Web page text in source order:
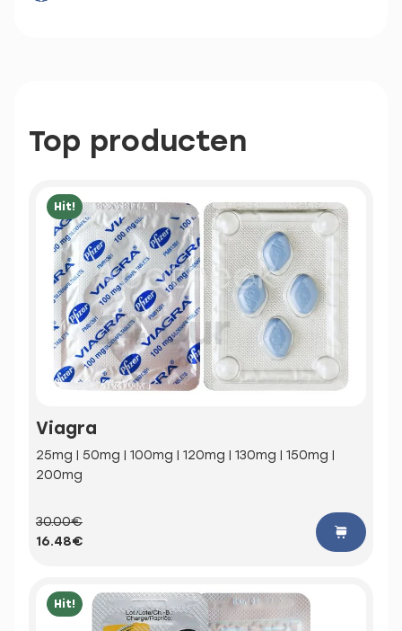
Top producten
Hit!
Viagra
25mg | 50mg | 100mg | 120mg | 130mg | 150mg |
200mg
30.00€
16.48€
Hit!